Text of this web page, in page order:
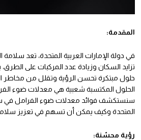
المقدمة:
في دولة الإمارات العربية المتحدة، تعد
تزايد السكان وزيادة عدد المركبات على
حلول مبتكرة تحسن الرؤية وتقلل من مخاطر
الحلول المكتسبة شعبية هي معدلات ضوء
سنستكشف فوائد معدلات ضوء الفرامل في
المتحدة وكيف يمكن أن تسهم في تعزيز
رؤية محسّنة: